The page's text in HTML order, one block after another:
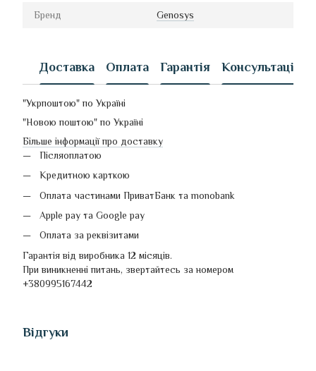
Бренд Genosys
Доставка Оплата Гарантія Консультація
"Укрпоштою" по Україні
"Новою поштою" по Україні
Більше інформації про доставку
Післяоплатою
Кредитною карткою
Оплата частинами ПриватБанк та monobank
Apple pay та Google pay
Оплата за реквізитами
Гарантія від виробника 12 місяців.
При виникненні питань, звертайтесь за номером
+380995167442
Відгуки